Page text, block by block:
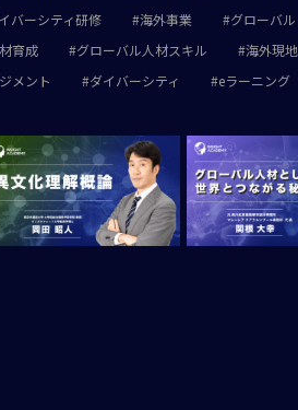
バーシティ研修 海外事業
グローバ
育成 グローバル人材スキル
海外現
メント ダイバーシティ eラーニング